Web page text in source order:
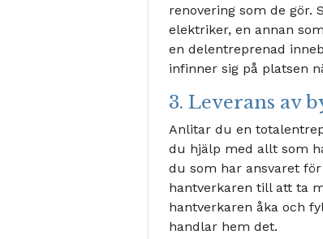
renovering som de gör.
elektriker, en annan
en delentreprenad
infinner sig på platsen
3. Leverans av
Anlitar du en
du hjälp med allt som
du som har ansvaret
hantverkaren till att ta
hantverkaren åka och
handlar hem det.